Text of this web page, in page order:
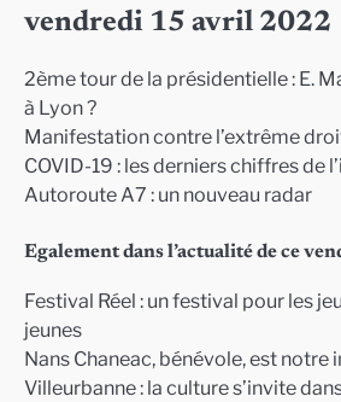
LINK
vendredi 15 avril 2022
2ème tour de la présidentielle : E.
à Lyon ?
Manifestation contre l’extrême
COVID-19 : les derniers chiffres de
Autoroute A7 : un nouveau radar
Egalement dans l’actualité de ce
Festival Réel : un festival pour les
jeunes
Nans Chaneac, bénévole, est notre
Villeurbanne : la culture s’invite